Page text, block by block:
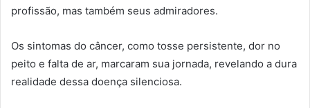
profissão, mas também seus admiradores.
Os sintomas do câncer, como tosse persistente, dor no
peito e falta de ar, marcaram sua jornada, revelando a dura
realidade dessa doença silenciosa.